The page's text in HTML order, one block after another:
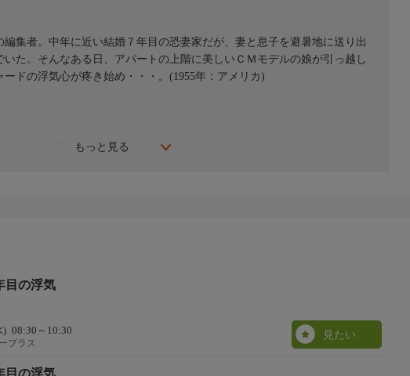
もっと見る
集者。中年に近い結婚７年目の恐妻家だが、妻と息子を避暑地に送り出
いた。そんなある日、アパートの上階に美しいＣＭモデルの娘が引っ越し
ドの浮気心が疼き始め・・・。(1955年：アメリカ)
ェル／イブリン・キーズ
目の浮気
) 08:30～10:30
プラス
見たい
目の浮気